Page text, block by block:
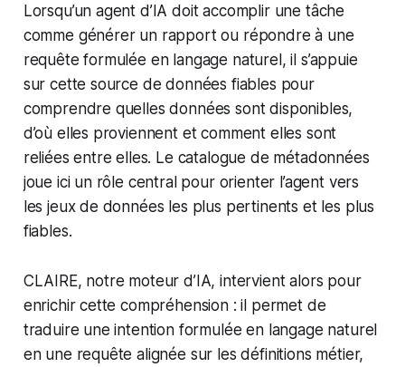
Lorsqu’un agent d’IA doit accomplir une tâche
comme générer un rapport ou répondre à une
requête formulée en langage naturel, il s’appuie
sur cette source de données fiables pour
comprendre quelles données sont disponibles,
d’où elles proviennent et comment elles sont
reliées entre elles. Le catalogue de métadonnées
joue ici un rôle central pour orienter l’agent vers
les jeux de données les plus pertinents et les plus
fiables.
CLAIRE, notre moteur d’IA, intervient alors pour
enrichir cette compréhension : il permet de
traduire une intention formulée en langage naturel
en une requête alignée sur les définitions métier,